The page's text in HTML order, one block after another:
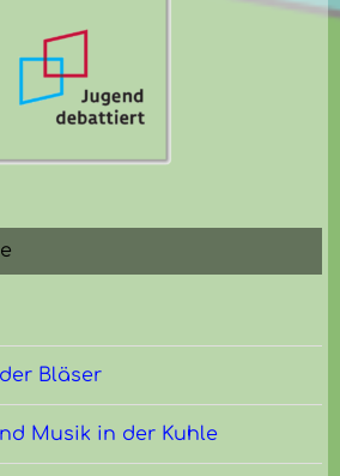
Bläser
Musik in der Kuhle